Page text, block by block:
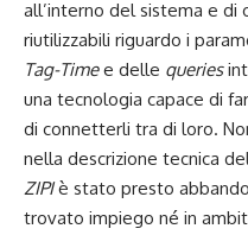
all’interno del sistema e di
riutilizzabili riguardo i
Tag-Timee delle queries
una tecnologia capace di
di connetterli tra di loro.
nella descrizione tecnica
ZIPIè stato presto
trovato impiego né in